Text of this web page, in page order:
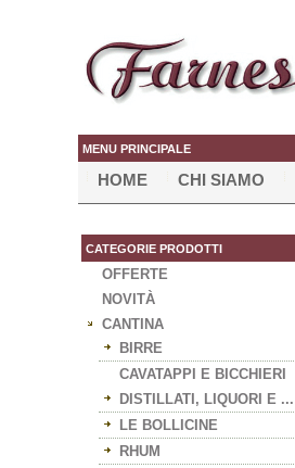
MENU PRINCIPALE
HOME CHI SIAMO
CATEGORIE PRODOTTI
OFFERTE
NOVITÀ
CANTINA
BIRRE
CAVATAPPI E BICCHIERI
DISTILLATI, LIQUORI E ...
LE BOLLICINE
RHUM